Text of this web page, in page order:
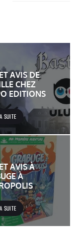
AVIS DE
CHEZ
EDITIONS
SUITE
AVIS À
À
SUITE